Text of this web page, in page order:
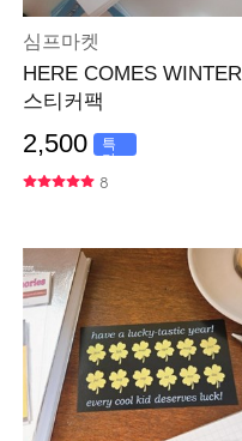
심프마켓
HERE COMES WINTER
스티커팩
2,500
특
가
8